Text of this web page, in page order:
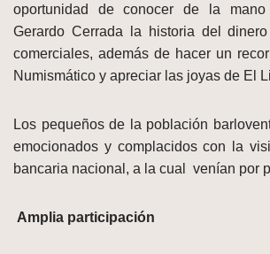
oportunidad de conocer de la mano
Gerardo Cerrada la historia del
comerciales, además de hacer un
Numismático y apreciar las joyas de El
Los pequeños de la población
emocionados y complacidos con la
bancaria nacional, a la cual venían por
Amplia participación